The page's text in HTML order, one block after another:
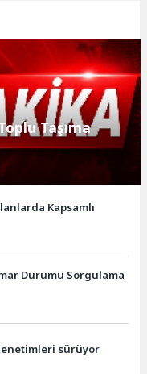
Taşıma
Kapsamlı
Durumu Sorgulama
denetimleri sürüyor